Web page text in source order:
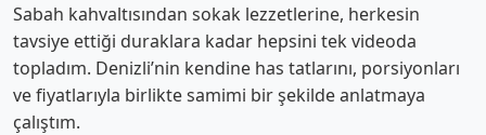
Sabah kahvaltısından sokak lezzetlerine, herkesin
tavsiye ettiği duraklara kadar hepsini tek videoda
topladım. Denizli’nin kendine has tatlarını, porsiyonları
ve fiyatlarıyla birlikte samimi bir şekilde anlatmaya
çalıştım.